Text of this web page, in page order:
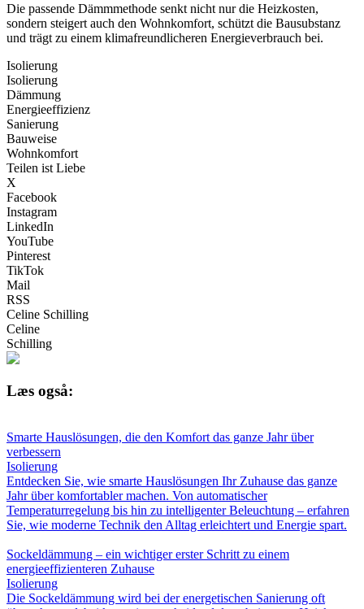
Die passende Dämmmethode senkt nicht nur die Heizkosten,
sondern steigert auch den Wohnkomfort, schützt die Bausubstanz
und trägt zu einem klimafreundlicheren Energieverbrauch bei.
Isolierung
Isolierung
Dämmung
Energieeffizienz
Sanierung
Bauweise
Wohnkomfort
Teilen ist Liebe
X
Facebook
Instagram
LinkedIn
YouTube
Pinterest
TikTok
Mail
RSS
Celine Schilling
Celine
Schilling
Læs også:
Smarte Hauslösungen, die den Komfort das ganze Jahr über
verbessern
Isolierung
Entdecken Sie, wie smarte Hauslösungen Ihr Zuhause das ganze
Jahr über komfortabler machen. Von automatischer
Temperaturregelung bis hin zu intelligenter Beleuchtung – erfahren
Sie, wie moderne Technik den Alltag erleichtert und Energie spart.
Sockeldämmung – ein wichtiger erster Schritt zu einem
energieeffizienteren Zuhause
Isolierung
Die Sockeldämmung wird bei der energetischen Sanierung oft